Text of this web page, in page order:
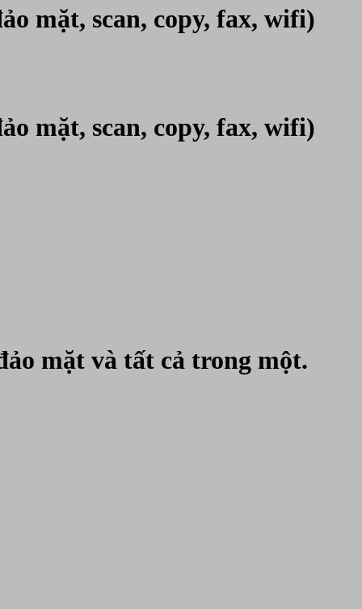
mặt, scan, copy, fax, wifi)
mặt, scan, copy, fax, wifi)
mặt và tất cả trong một.